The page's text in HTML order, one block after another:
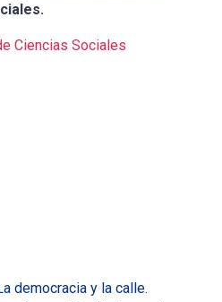
Ciencias Sociales
democracia y la calle.